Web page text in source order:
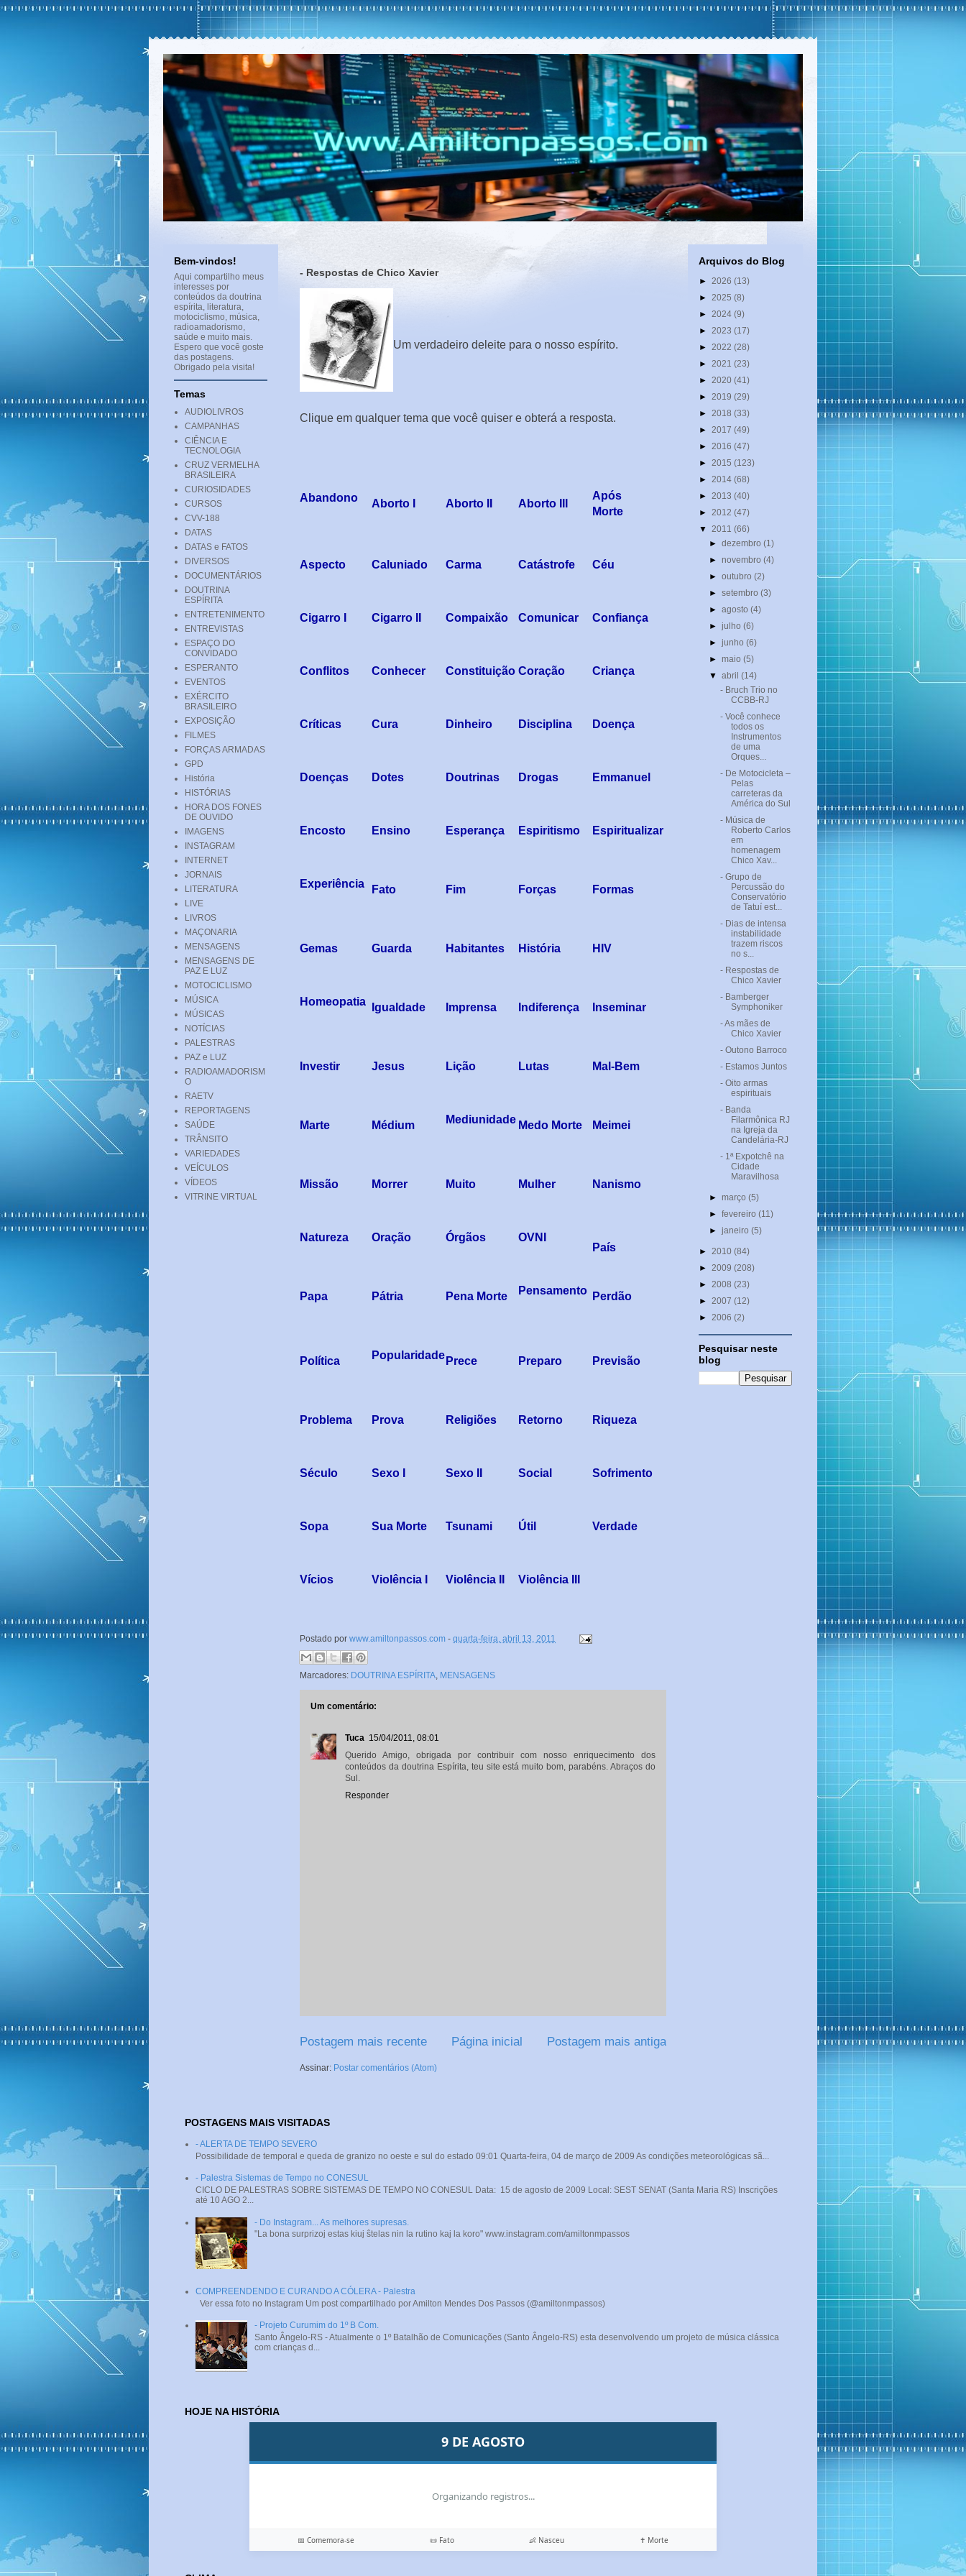
- Respostas de Chico Xavier
Um verdadeiro deleite para o nosso espírito.
Clique em qualquer tema que você quiser e obterá a resposta.
Abandono Aborto I Aborto II Aborto III
Após
Morte
Aspecto Caluniado Carma Catástrofe Céu
Cigarro I Cigarro II Compaixão Comunicar Confiança
Conflitos Conhecer Constituição Coração Criança
Críticas Cura Dinheiro Disciplina Doença
Doenças Dotes Doutrinas Drogas Emmanuel
Encosto Ensino Esperança Espiritismo Espiritualizar
Experiência Fato Fim Forças Formas
Gemas Guarda Habitantes História HIV
Homeopatia Igualdade Imprensa Indiferença Inseminar
Investir Jesus Lição Lutas Mal-Bem
Marte Médium Mediunidade Medo Morte Meimei
Missão Morrer Muito Mulher Nanismo
Natureza Oração Órgãos
OVNI
País
Papa Pátria Pena Morte Pensamento Perdão
Política Popularidade Prece Preparo Previsão
Problema Prova Religiões Retorno Riqueza
Século Sexo I Sexo II Social Sofrimento
Sopa Sua Morte Tsunami Útil Verdade
Vícios Violência I Violência II Violência III
Postado por www.amiltonpassos.com - quarta-feira, abril 13, 2011
Marcadores: DOUTRINA ESPÍRITA, MENSAGENS
Um comentário:
Tuca 15/04/2011, 08:01
Querido Amigo, obrigada por contribuir com nosso enriquecimento dos
conteúdos da doutrina Espírita, teu site está muito bom, parabéns. Abraços do
Sul.
Responder
Postagem mais recente Postagem mais antiga
Página inicial
Assinar: Postar comentários (Atom)
Bem-vindos!
Aqui compartilho meus
interesses por
conteúdos da doutrina
espírita, literatura,
motociclismo, música,
radioamadorismo,
saúde e muito mais.
Espero que você goste
das postagens.
Obrigado pela visita!
Temas
AUDIOLIVROS
CAMPANHAS
CIÊNCIA E
TECNOLOGIA
CRUZ VERMELHA
BRASILEIRA
CURIOSIDADES
CURSOS
CVV-188
DATAS
DATAS e FATOS
DIVERSOS
DOCUMENTÁRIOS
DOUTRINA
ESPÍRITA
ENTRETENIMENTO
ENTREVISTAS
ESPAÇO DO
CONVIDADO
ESPERANTO
EVENTOS
EXÉRCITO
BRASILEIRO
EXPOSIÇÃO
FILMES
FORÇAS ARMADAS
GPD
História
HISTÓRIAS
HORA DOS FONES
DE OUVIDO
IMAGENS
INSTAGRAM
INTERNET
JORNAIS
LITERATURA
LIVE
LIVROS
MAÇONARIA
MENSAGENS
MENSAGENS DE
PAZ E LUZ
MOTOCICLISMO
MÚSICA
MÚSICAS
NOTÍCIAS
PALESTRAS
PAZ e LUZ
RADIOAMADORISM
O
RAETV
REPORTAGENS
SAÚDE
TRÂNSITO
VARIEDADES
VEÍCULOS
VÍDEOS
VITRINE VIRTUAL
Arquivos do Blog
► 2026 (13)
► 2025 (8)
► 2024 (9)
► 2023 (17)
► 2022 (28)
► 2021 (23)
► 2020 (41)
► 2019 (29)
► 2018 (33)
► 2017 (49)
► 2016 (47)
► 2015 (123)
► 2014 (68)
► 2013 (40)
► 2012 (47)
▼ 2011 (66)
►dezembro(1)
►novembro(4)
►outubro(2)
►setembro(3)
►agosto(4)
►julho(6)
►junho(6)
►maio(5)
▼abril(14)
- Bruch Trio no
CCBB-RJ
- Você conhece
todos os
Instrumentos
de uma
Orques...
- De Motocicleta –
Pelas
carreteras da
América do Sul
- Música de
Roberto Carlos
em
homenagem
Chico Xav...
- Grupo de
Percussão do
Conservatório
de Tatuí est...
- Dias de intensa
instabilidade
trazem riscos
no s...
- Respostas de
Chico Xavier
- Bamberger
Symphoniker
- As mães de
Chico Xavier
- Outono Barroco
- Estamos Juntos
- Oito armas
espirituais
- Banda
Filarmônica RJ
na Igreja da
Candelária-RJ
- 1ª Expotchê na
Cidade
Maravilhosa
►março(5)
►fevereiro(11)
►janeiro(5)
► 2010 (84)
► 2009 (208)
► 2008 (23)
► 2007 (12)
► 2006 (2)
Pesquisar neste
blog
POSTAGENS MAIS VISITADAS
- ALERTA DE TEMPO SEVERO
Possibilidade de temporal e queda de granizo no oeste e sul do estado 09:01 Quarta-feira, 04 de março de 2009 As condições meteorológicas sã...
- Palestra Sistemas de Tempo no CONESUL
CICLO DE PALESTRAS SOBRE SISTEMAS DE TEMPO NO CONESUL Data: 15 de agosto de 2009 Local: SEST SENAT (Santa Maria RS) Inscrições
até 10 AGO 2...
- Do Instagram... As melhores supresas.
"La bona surprizoj estas kiuj ŝtelas nin la rutino kaj la koro" www.instagram.com/amiltonmpassos
COMPREENDENDO E CURANDO A CÓLERA - Palestra
Ver essa foto no Instagram Um post compartilhado por Amilton Mendes Dos Passos (@amiltonmpassos)
- Projeto Curumim do 1º B Com.
Santo Ângelo-RS - Atualmente o 1º Batalhão de Comunicações (Santo Ângelo-RS) esta desenvolvendo um projeto de música clássica
com crianças d...
HOJE NA HISTÓRIA
9 DE AGOSTO
Organizando registros...
📅 Comemora-se 📜 Fato 👶 Nasceu ✝️ Morte